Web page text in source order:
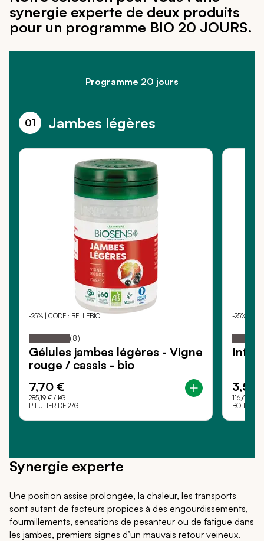
synergie experte de deux produits
pour un programme BIO 20 JOURS.
Programme 20 jours
01 Jambes légères
-25% | CODE : BELLEBIO
Notation:100
% of
( 8 )
Gélules jambes légères - Vigne
rouge / cassis - bio
7,70 €
285,19 € / KG
PILULIER DE 27G
-25% |
3,50
116,67 €
BOITE DE
Synergie experte
Une position assise prolongée, la chaleur, les transports
sont autant de facteurs propices à des engourdissements,
fourmillements, sensations de pesanteur ou de fatigue dans
les jambes, premiers signes d’un mauvais retour veineux.